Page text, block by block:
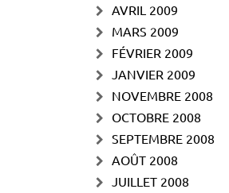
AVRIL 2009
MARS 2009
FÉVRIER 2009
JANVIER 2009
NOVEMBRE 2008
OCTOBRE 2008
SEPTEMBRE 2008
AOÛT 2008
JUILLET 2008